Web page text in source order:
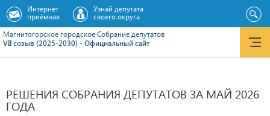
Магнитогорское городское Cобрание депутатов
VII созыв (2025-2030) - Официальный сайт
Интернет
приёмная
Узнай депутата
своего округа
РЕШЕНИЯ СОБРАНИЯ ДЕПУТАТОВ ЗА МАЙ 2026
ГОДА